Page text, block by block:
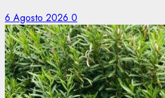
6 Agosto 2026 0